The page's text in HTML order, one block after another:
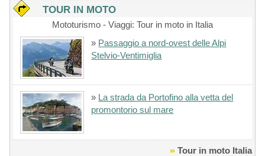
TOUR IN MOTO
Mototurismo - Viaggi: Tour in moto in Italia
» Passaggio a nord-ovest delle Alpi
Stelvio-Ventimiglia
» La strada da Portofino alla vetta del
promontorio sul mare
Tour in moto Italia